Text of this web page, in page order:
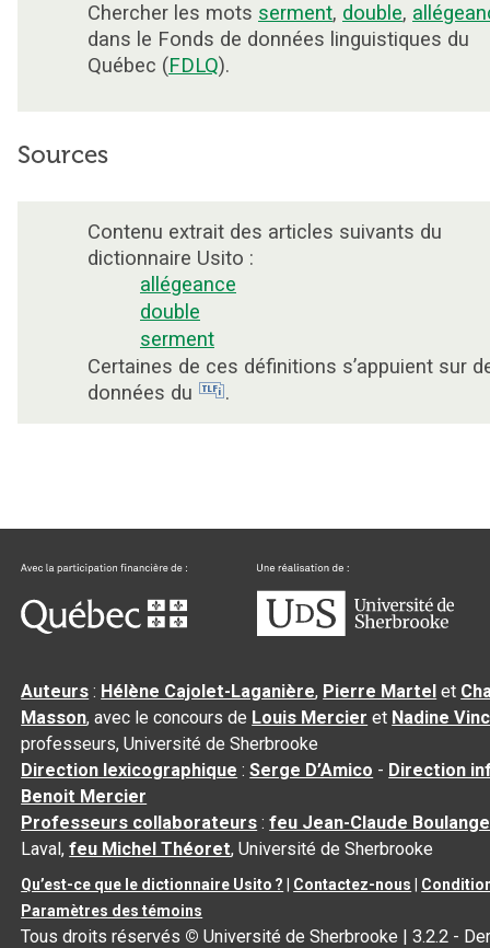
Chercher les mots serment, double,
dans le Fonds de données linguistiques du
Québec (FDLQ).
Sources
Contenu extrait des articles suivants du
dictionnaire Usito :
allégeance
double
serment
Certaines de ces définitions s’appuient sur
données du
.
Auteurs : Hélène Cajolet-Laganière, Pierre Martel et
Masson, avec le concours de Louis Mercier et Nadine
professeurs, Université de Sherbrooke
Direction lexicographique :Serge D’Amico - Direction
Benoit Mercier
Professeurs collaborateurs :feu Jean-Claude
Laval,feu Michel Théoret, Université de Sherbrooke
Qu’est-ce que le dictionnaire Usito ? Contactez-nous
Paramètres des témoins
Tous droits réservés © Université de Sherbrooke |3.2.2 -